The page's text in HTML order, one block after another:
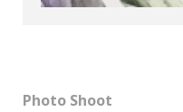
Photo Shoot